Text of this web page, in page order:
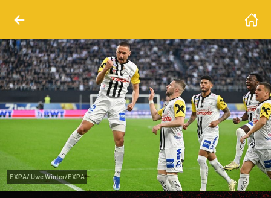
EXPA/ Uwe Winter/EXPA